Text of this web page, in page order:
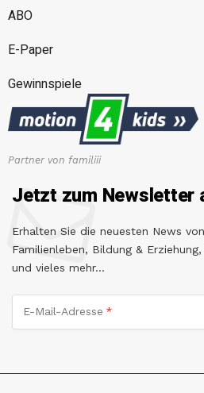
ABO
E-Paper
Gewinnspiele
Partner von familiii
Jetzt zum Newsletter
Erhalten Sie die neuesten News
Familienleben, Bildung &
und vieles mehr...
E-Mail-Adresse